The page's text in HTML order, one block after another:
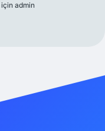
için admin